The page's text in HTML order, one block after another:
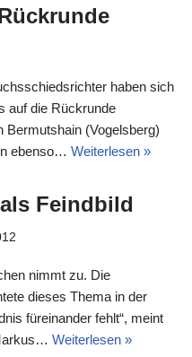
haben sich
auf die Rückrunde
Bermutshain (Vogelsberg)
ebenso… Weiterlesen »
Feindbild
nimmt zu. Die
dieses Thema in der
füreinander fehlt“, meint
Weiterlesen »